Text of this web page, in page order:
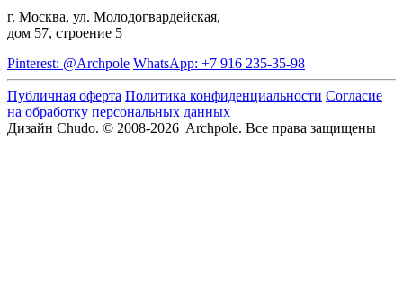
г. Москва, ул. Молодогвардейская,
дом 57, строение 5
Pinterest: @Archpole WhatsApp: +7 916 235-35-98
Публичная оферта Политика конфиденциальности Согласие
на обработку персональных данных
Дизайн Chudo. © 2008-2026 Archpole. Все права защищены